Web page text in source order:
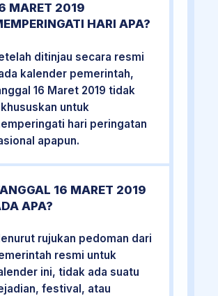
MARET 2019
HARI APA?
ditinjau secara resmi
kalender pemerintah,
16 Maret 2019 tidak
untuk
hari peringatan
apapun.
16 MARET 2019
APA?
rujukan pedoman dari
resmi untuk
ini, tidak ada suatu
festival, atau